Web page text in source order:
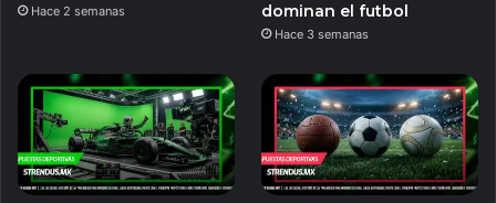
Hace 2 semanas
dominan el futbol
Hace 3 semanas